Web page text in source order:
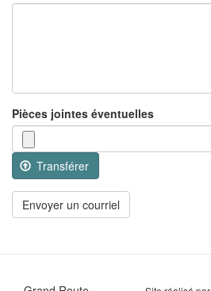
Pièces jointes éventuelles
Transférer
Envoyer un courriel